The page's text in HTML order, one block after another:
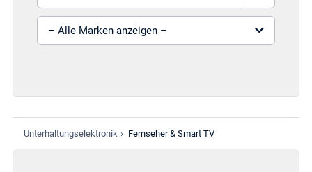
Marke auswählen
Unterhaltungselektronik › Fernseher & Smart TV